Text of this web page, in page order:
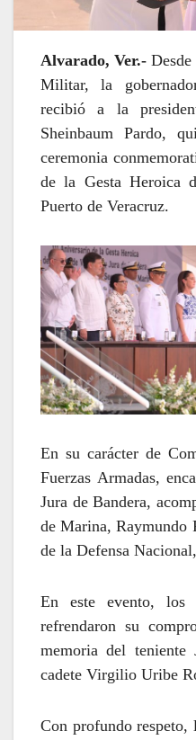
Alvarado, Ver.-
Militar, la
recibió a la
Sheinbaum Pardo,
ceremonia
de la Gesta Heroica
Puerto de Veracruz.
En su carácter de
Fuerzas Armadas,
Jura de Bandera,
de Marina, Raymundo
de la Defensa
En este evento, los
refrendaron su
memoria del
cadete Virgilio Uribe
Con profundo respeto,